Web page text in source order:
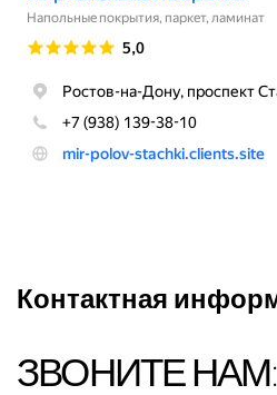
Контактная
ЗВОНИТЕ НАМ: